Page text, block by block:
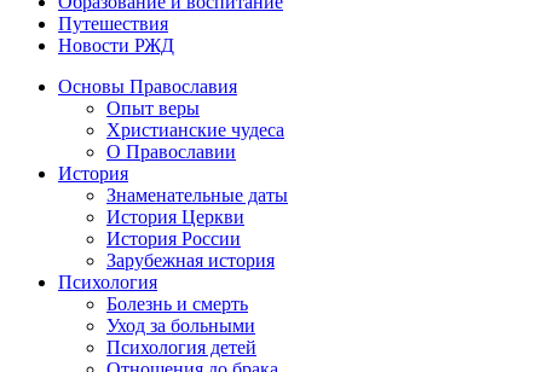
Путешествия
Новости РЖД
Основы Православия
Опыт веры
Христианские чудеса
О Православии
История
Знаменательные даты
История Церкви
История России
Зарубежная история
Психология
Болезнь и смерть
Уход за больными
Психология детей